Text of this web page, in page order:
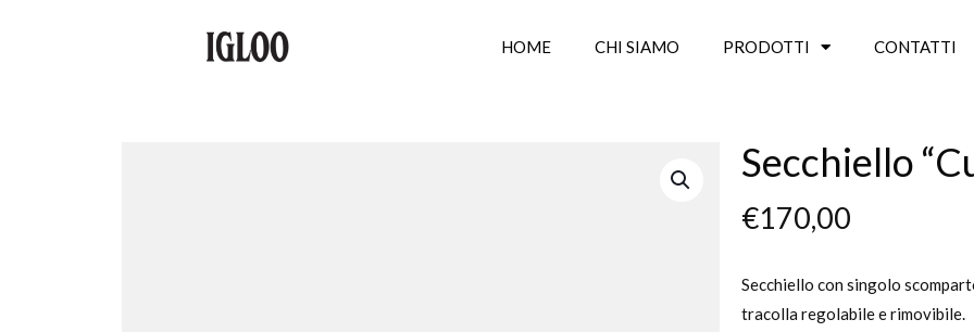
HOME CHI SIAMO PRODOTTI CONTATTI
Secchiello
€170,00
Secchiello con singolo
tracolla regolabile e rimovibile.